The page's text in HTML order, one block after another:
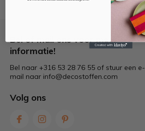
Bel of mail ons voor meer
informatie!
Bel naar +316 53 28 76 55 of stuur een e-
mail naar info@decostoffen.com
Volg ons